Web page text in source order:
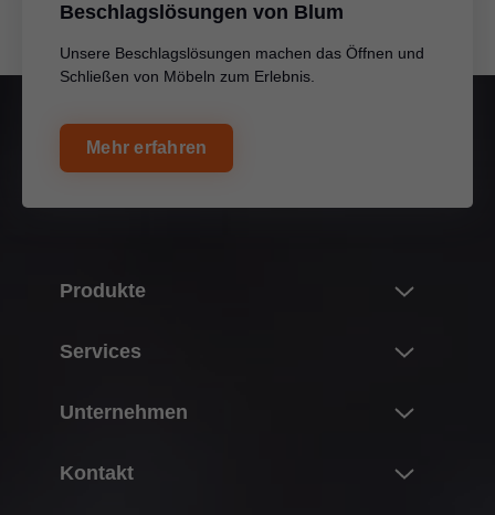
Beschlagslösungen von Blum
Unsere Beschlagslösungen machen das Öffnen und
Schließen von Möbeln zum Erlebnis.
Mehr erfahren
Produkte
Klappensysteme
Boxsysteme
Services
Einkauf & Bestellung
Unternehmen
Kontakt